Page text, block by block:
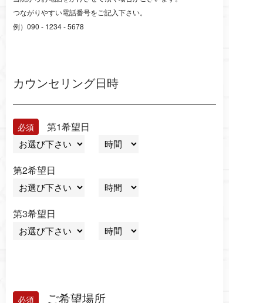
つながりやすい電話番号をご記入下さい。
例）090 - 1234 - 5678
カウンセリング日時
第1希望日
第2希望日
第3希望日
ご希望場所